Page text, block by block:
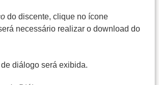
do discente, clique no ícone
necessário realizar o download do
diálogo será exibida.